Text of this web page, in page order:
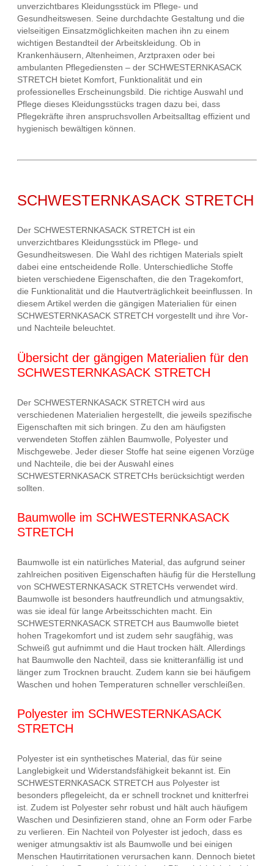
unverzichtbares Kleidungsstück im Pflege- und
Gesundheitswesen. Seine durchdachte Gestaltung und die
vielseitigen Einsatzmöglichkeiten machen ihn zu einem
wichtigen Bestandteil der Arbeitskleidung. Ob in
Krankenhäusern, Altenheimen, Arztpraxen oder bei
ambulanten Pflegediensten – der SCHWESTERNKASACK
STRETCH bietet Komfort, Funktionalität und ein
professionelles Erscheinungsbild. Die richtige Auswahl und
Pflege dieses Kleidungsstücks tragen dazu bei, dass
Pflegekräfte ihren anspruchsvollen Arbeitsalltag effizient und
hygienisch bewältigen können.
SCHWESTERNKASACK STRETCH
Der SCHWESTERNKASACK STRETCH ist ein
unverzichtbares Kleidungsstück im Pflege- und
Gesundheitswesen. Die Wahl des richtigen Materials spielt
dabei eine entscheidende Rolle. Unterschiedliche Stoffe
bieten verschiedene Eigenschaften, die den Tragekomfort,
die Funktionalität und die Hautverträglichkeit beeinflussen. In
diesem Artikel werden die gängigen Materialien für einen
SCHWESTERNKASACK STRETCH vorgestellt und ihre Vor-
und Nachteile beleuchtet.
Übersicht der gängigen Materialien für den
SCHWESTERNKASACK STRETCH
Der SCHWESTERNKASACK STRETCH wird aus
verschiedenen Materialien hergestellt, die jeweils spezifische
Eigenschaften mit sich bringen. Zu den am häufigsten
verwendeten Stoffen zählen Baumwolle, Polyester und
Mischgewebe. Jeder dieser Stoffe hat seine eigenen Vorzüge
und Nachteile, die bei der Auswahl eines
SCHWESTERNKASACK STRETCHs berücksichtigt werden
sollten.
Baumwolle im SCHWESTERNKASACK
STRETCH
Baumwolle ist ein natürliches Material, das aufgrund seiner
zahlreichen positiven Eigenschaften häufig für die Herstellung
von SCHWESTERNKASACK STRETCHs verwendet wird.
Baumwolle ist besonders hautfreundlich und atmungsaktiv,
was sie ideal für lange Arbeitsschichten macht. Ein
SCHWESTERNKASACK STRETCH aus Baumwolle bietet
hohen Tragekomfort und ist zudem sehr saugfähig, was
Schweiß gut aufnimmt und die Haut trocken hält. Allerdings
hat Baumwolle den Nachteil, dass sie knitteranfällig ist und
länger zum Trocknen braucht. Zudem kann sie bei häufigem
Waschen und hohen Temperaturen schneller verschleißen.
Polyester im SCHWESTERNKASACK
STRETCH
Polyester ist ein synthetisches Material, das für seine
Langlebigkeit und Widerstandsfähigkeit bekannt ist. Ein
SCHWESTERNKASACK STRETCH aus Polyester ist
besonders pflegeleicht, da er schnell trocknet und knitterfrei
ist. Zudem ist Polyester sehr robust und hält auch häufigem
Waschen und Desinfizieren stand, ohne an Form oder Farbe
zu verlieren. Ein Nachteil von Polyester ist jedoch, dass es
weniger atmungsaktiv ist als Baumwolle und bei einigen
Menschen Hautirritationen verursachen kann. Dennoch bietet